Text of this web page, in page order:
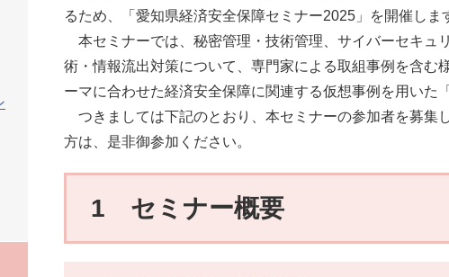
るため、「愛知県経済安全保障セミナー2025」を開催しま
本セミナーでは、秘密管理・技術管理、サイバーセキュ
術・情報流出対策について、専門家による取組事例を含む
ーマに合わせた経済安全保障に関連する仮想事例を用いた
つきましては下記のとおり、本セミナーの参加者を募集
方は、是非御参加ください。​
1 セミナー概要